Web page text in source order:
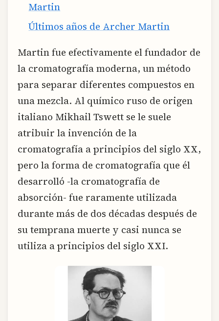
Martin
Últimos años de Archer Martin
Martin fue efectivamente el fundador de
la cromatografía moderna, un método
para separar diferentes compuestos en
una mezcla. Al químico ruso de origen
italiano Mikhail Tswett se le suele
atribuir la invención de la
cromatografía a principios del siglo XX,
pero la forma de cromatografía que él
desarrolló -la cromatografía de
absorción- fue raramente utilizada
durante más de dos décadas después de
su temprana muerte y casi nunca se
utiliza a principios del siglo XXI.